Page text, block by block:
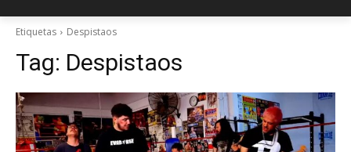
Etiquetas Despistaos
Tag: Despistaos